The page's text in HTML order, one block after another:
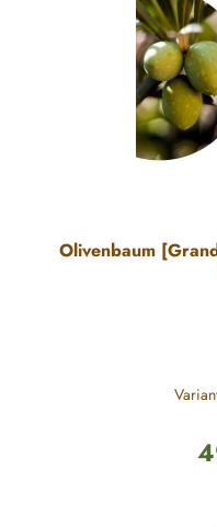
Olivenbaum